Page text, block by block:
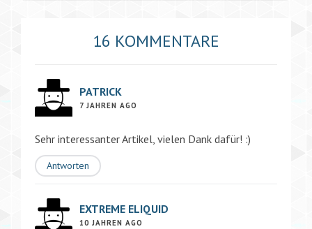
16 KOMMENTARE
PATRICK
7 JAHREN AGO
Sehr interessanter Artikel, vielen Dank dafür! :)
Antworten
EXTREME ELIQUID
10 JAHREN AGO